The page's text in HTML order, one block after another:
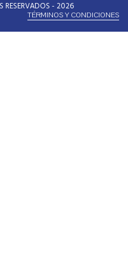
RESERVADOS - 2026
TÉRMINOS Y CONDICIONES